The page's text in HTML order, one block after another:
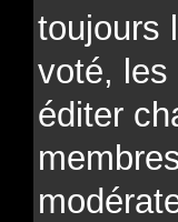
toujours
voté, les
éditer